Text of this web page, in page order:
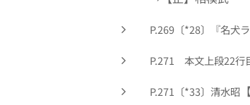
P.269〔*28〕『名犬ラ
P.271 本文上段22行
P.271〔*33〕清水昭